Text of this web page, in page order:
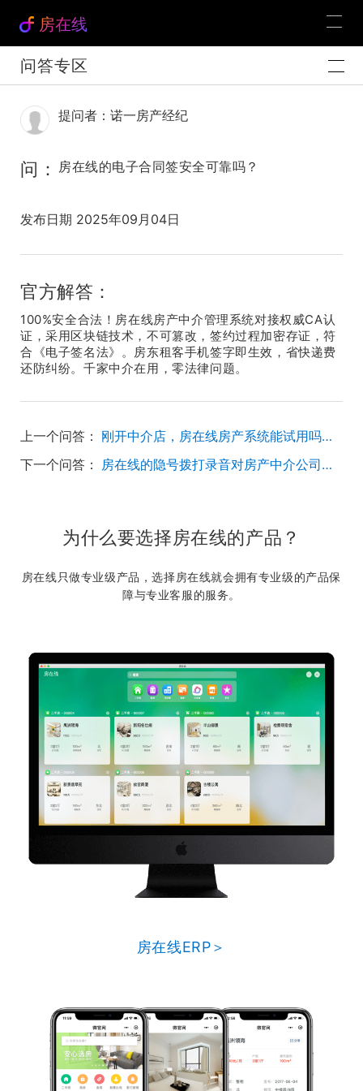
房在线
问答专区
提问者：诺一房产经纪
问： 房在线的电子合同签安全可靠吗？
发布日期 2025年09月04日
官方解答：
100%安全合法！ 房在线房产中介管理系统对接权威CA认
证，采用区块链技术，不可篡改，签约过程加密存证，符
合《电子签名法》。房东租客手机签字即生效，省快递费
还防纠纷。千家中介在用，零法律问题。
上一个问答：
刚开中介店，房在线房产系统能试用吗？想先试试效果再决定。
下一个问答：
房在线的隐号拨打录音对房产中介公司有什么作用？
为什么要选择房在线的产品？
房在线只做专业级产品，选择房在线就会拥有专业级的产品保
障与专业客服的服务。
房在线ERP＞